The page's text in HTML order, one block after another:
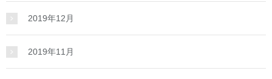
2019年12月
2019年11月